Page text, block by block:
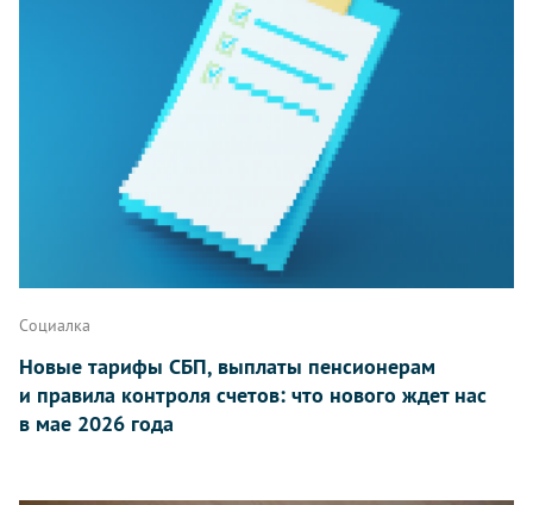
Социалка
Новые тарифы СБП, выплаты пенсионерам
и правила контроля счетов: что нового ждет нас
в мае 2026 года